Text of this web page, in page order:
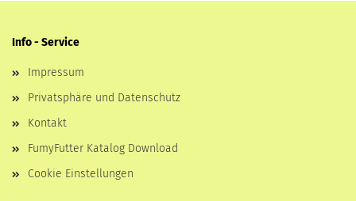
Info - Service
Impressum
Privatsphäre und Datenschutz
Kontakt
FumyFutter Katalog Download
Cookie Einstellungen